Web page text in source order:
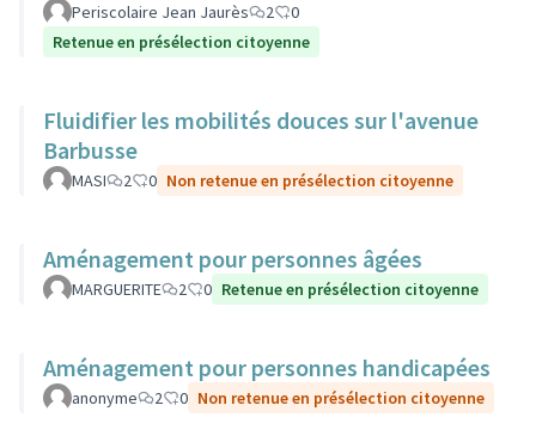
Periscolaire Jean Jaurès 2
0
Retenue en présélection citoyenne
Fluidifier les mobilités douces sur l'avenue
Barbusse
MASI 2 0 Non retenue en présélection citoyenne
Aménagement pour personnes âgées
MARGUERITE 2 0 Retenue en présélection citoyenne
Aménagement pour personnes handicapées
anonyme 2 0 Non retenue en présélection citoyenne